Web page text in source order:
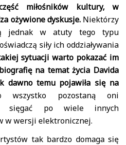
miłośników kultury, w
ożywione dyskusje.Niektórzy
jednak w atuty tego typu
siły ich oddziaływania
sytuacji warto pokazać im
na temat życia Davida
dawno temu pojawiła się na
wszystko pozostaną oni
sięgać po wiele innych
w wersji elektronicznej.
tak bardzo domaga się